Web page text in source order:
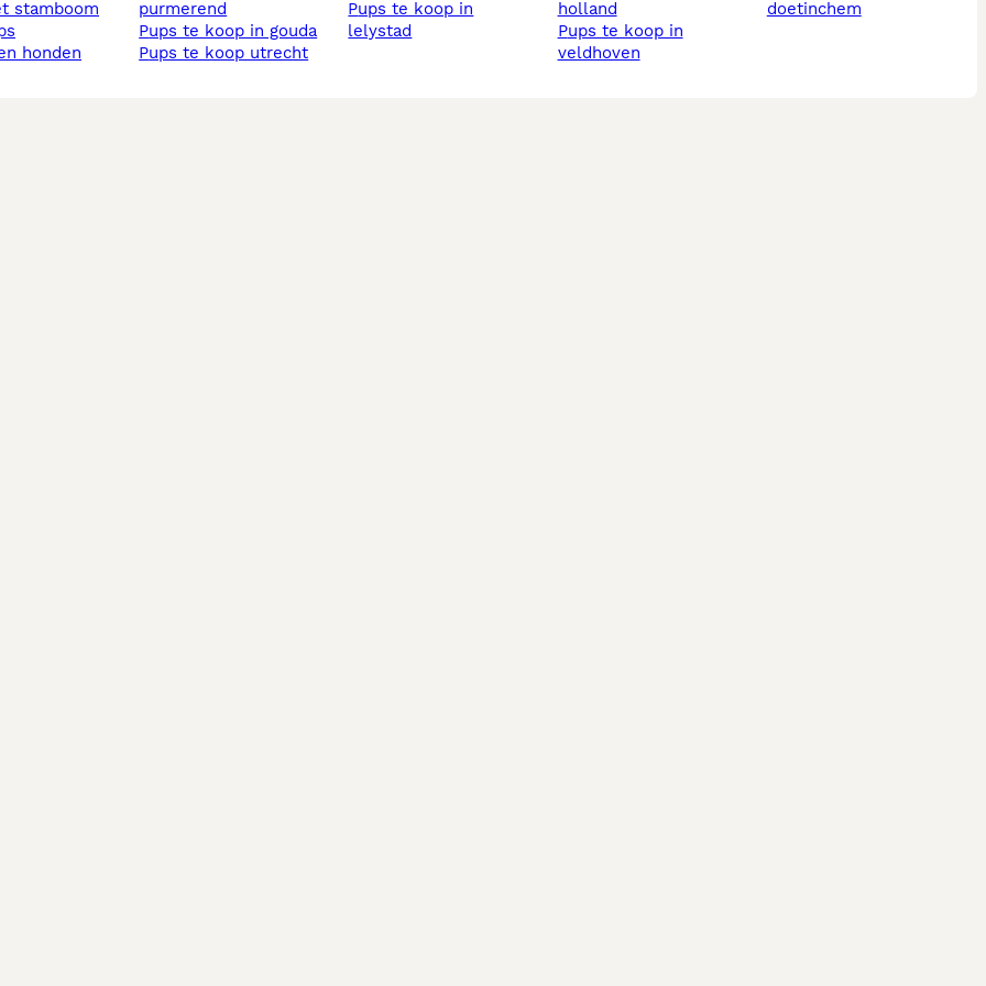
stamboom
honden
purmerend
pups te koop in gouda
pups te koop utrecht
pups te koop in
lelystad
holland
pups te koop in
veldhoven
doetinchem